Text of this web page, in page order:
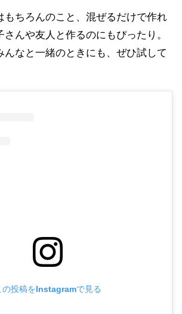
もちろんのこと、混ぜるだけで作れ
んや友人と作るのにもぴったり。
んなと一緒のときにも、ぜひ試して
の投稿をInstagramで見る